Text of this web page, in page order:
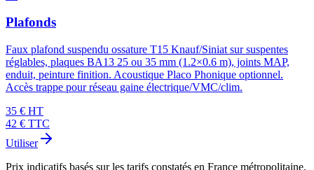
Plafonds
Faux plafond suspendu ossature T15 Knauf/Siniat sur suspentes
réglables, plaques BA13 25 ou 35 mm (1.2×0.6 m), joints MAP,
enduit, peinture finition. Acoustique Placo Phonique optionnel.
Accès trappe pour réseau gaine électrique/VMC/clim.
35 € HT
42 € TTC
Utiliser
Prix indicatifs basés sur les tarifs constatés en France métropolitaine.